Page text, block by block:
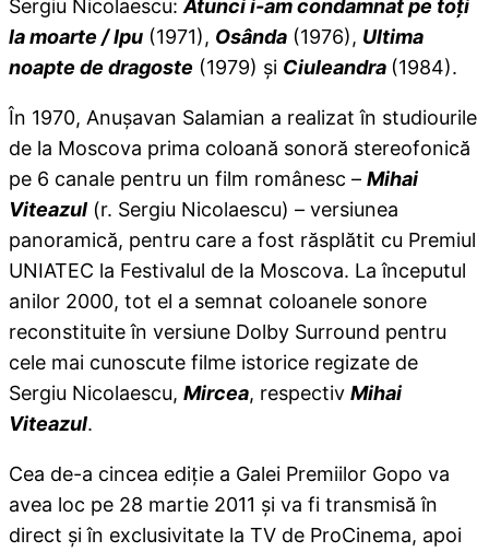
Sergiu Nicolaescu: Atunci i-am condamnat pe toţi
la moarte / Ipu (1971), Osânda (1976), Ultima
noapte de dragoste (1979) şi Ciuleandra (1984).
În 1970, Anuşavan Salamian a realizat în studiourile
de la Moscova prima coloană sonoră stereofonică
pe 6 canale pentru un film românesc – Mihai
Viteazul (r. Sergiu Nicolaescu) – versiunea
panoramică, pentru care a fost răsplătit cu Premiul
UNIATEC la Festivalul de la Moscova. La începutul
anilor 2000, tot el a semnat coloanele sonore
reconstituite în versiune Dolby Surround pentru
cele mai cunoscute filme istorice regizate de
Sergiu Nicolaescu, Mircea, respectiv Mihai
Viteazul.
Cea de-a cincea ediţie a Galei Premiilor Gopo va
avea loc pe 28 martie 2011 şi va fi transmisă în
direct şi în exclusivitate la TV de ProCinema, apoi